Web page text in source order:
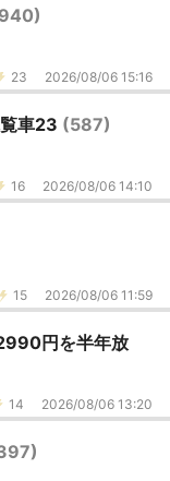
23 2026/08/06 15:16
車23 (587)
16 2026/08/06 14:10
15 2026/08/06 11:59
円を半年放
14 2026/08/06 13:20